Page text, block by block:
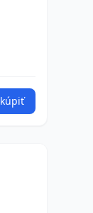
kúpiť